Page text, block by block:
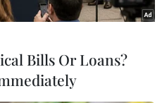
bay VN10
#Tin tức
Bills Or Loans?